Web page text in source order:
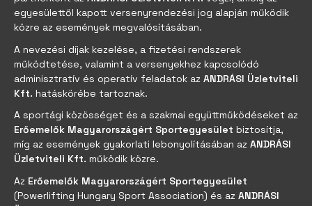
egyesülettől kapott versenyrendezési jog alapján működik
közre az események megvalósításában.
A nevezési díjak kezelése, a fizetési rendszerek
működtetése, valamint a versenyekhez kapcsolódó
adminisztratív és operatív feladatok az ANDRÁSI Üzletviteli
Kft. hatáskörébe tartoznak.
A sportági közösséget és a szakmai együttműködéseket az
Erőemelők Magyarországért Sportegyesület biztosítja,
míg az események gyakorlati lebonyolításában az ANDRÁSI
Üzletviteli Kft. működik közre.
Az Erőemelők Magyarországért Sportegyesület
(Powerlifting Hungary Sport Association) és az ANDRÁSI